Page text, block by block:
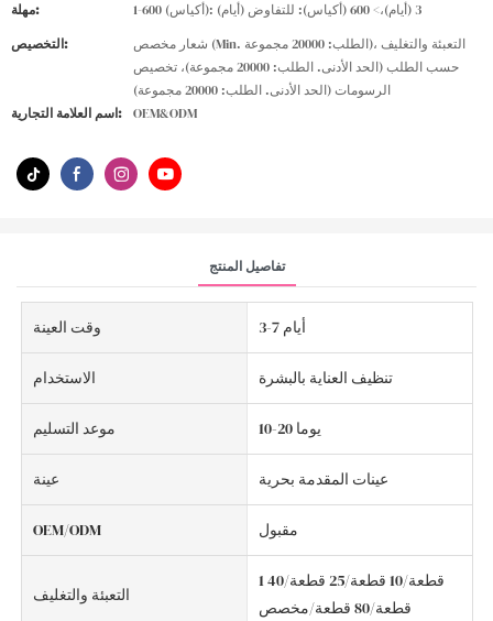
مهلة:
1-600 (أكياس): 3 (أيام)،> 600 (أكياس): للتفاوض (أيام)
التخصيص:
شعار مخصص (Min. الطلب: 20000 مجموعة)، التعبئة والتغليف
حسب الطلب (الحد الأدنى. الطلب: 20000 مجموعة)، تخصيص
الرسومات (الحد الأدنى. الطلب: 20000 مجموعة)
اسم العلامة التجارية:
OEM&ODM
تفاصيل المنتج
وقت العينة 3-7 أيام
الاستخدام تنظيف العناية بالبشرة
موعد التسليم 10-20 يوما
عينة عينات المقدمة بحرية
OEM/ODM مقبول
التعبئة والتغليف
1 قطعة/10 قطعة/25 قطعة/40
قطعة/80 قطعة/مخصص